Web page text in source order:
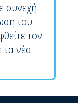
συνεχή
του
τον
τα νέα